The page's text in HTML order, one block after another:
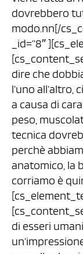
dovrebbero
modo.nn[/
_id=”8″
dire che
l’uno
a causa di
peso,
tecnica
perchè
anatomico, la
corriamo è
di esseri